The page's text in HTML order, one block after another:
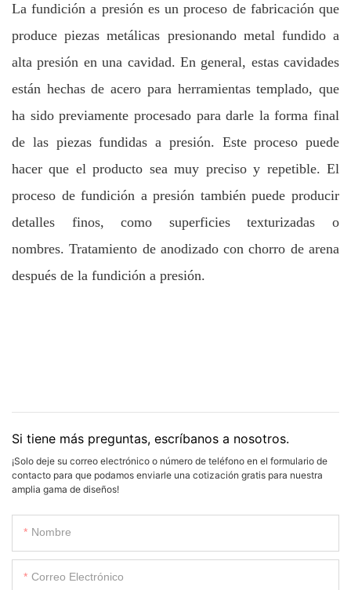
La fundición a presión es un proceso de fabricación que
produce piezas metálicas presionando metal fundido a
alta presión en una cavidad. En general, estas cavidades
están hechas de acero para herramientas templado, que
ha sido previamente procesado para darle la forma final
de las piezas fundidas a presión. Este proceso puede
hacer que el producto sea muy preciso y repetible. El
proceso de fundición a presión también puede producir
detalles finos, como superficies texturizadas o
nombres. Tratamiento de anodizado con chorro de arena
después de la fundición a presión.
Si tiene más preguntas, escríbanos a nosotros.
¡Solo deje su correo electrónico o número de teléfono en el formulario de
contacto para que podamos enviarle una cotización gratis para nuestra
amplia gama de diseños!
Nombre
Correo Electrónico